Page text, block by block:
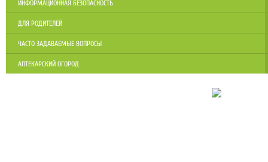
ИНФОРМАЦИОННАЯ БЕЗОПАСНОСТЬ
ДЛЯ РОДИТЕЛЕЙ
ЧАСТО ЗАДАВАЕМЫЕ ВОПРОСЫ
АПТЕКАРСКИЙ ОГОРОД